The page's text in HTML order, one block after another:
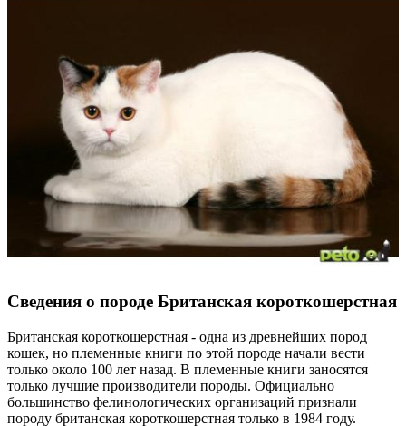
Сведения о породе Британская короткошерстная
Британская короткошерстная - одна из древнейших пород
кошек, но племенные книги по этой породе начали вести
только около 100 лет назад. В племенные книги заносятся
только лучшие производители породы. Официально
большинство фелинологических организаций признали
породу британская короткошерстная только в 1984 году.